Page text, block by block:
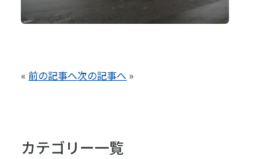
«前の記事へ次の記事へ »
カテゴリー一覧